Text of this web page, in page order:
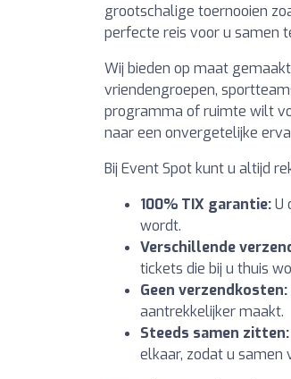
grootschalige toernooien
perfecte reis voor u samen
Wij bieden op maat
vriendengroepen,
programma of ruimte wilt
naar een onvergetelijke
Bij Event Spot kunt u altijd
100% TIX garantie:U
wordt.
Verschillende
tickets die bij u thuis
Geen verzendkosten:
aantrekkelijker maakt.
Steeds samen zitten:
elkaar, zodat u samen